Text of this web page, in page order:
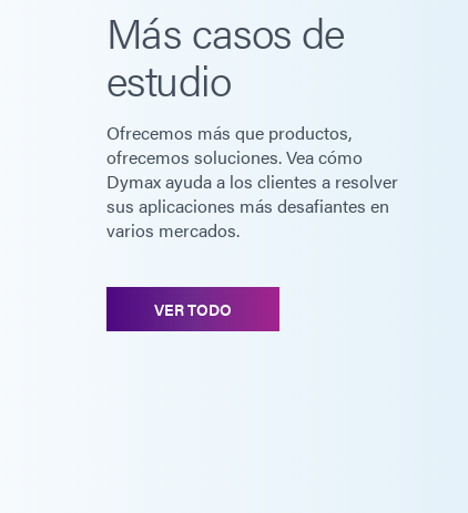
Más casos de
estudio
Ofrecemos más que productos,
ofrecemos soluciones. Vea cómo
Dymax ayuda a los clientes a resolver
sus aplicaciones más desafiantes en
varios mercados.
VER TODO